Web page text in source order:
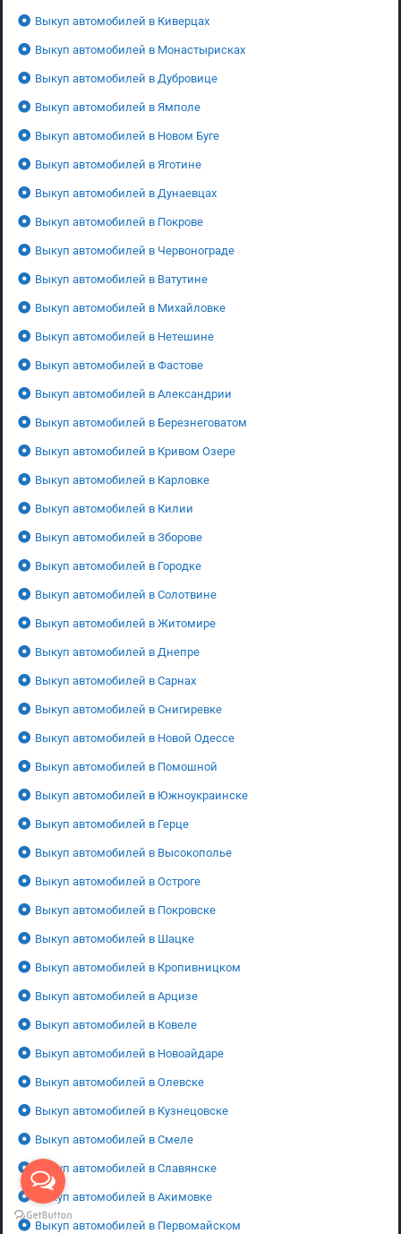
Выкуп автомобилей в Киверцах
Выкуп автомобилей в Монастырисках
Выкуп автомобилей в Дубровице
Выкуп автомобилей в Ямполе
Выкуп автомобилей в Новом Буге
Выкуп автомобилей в Яготине
Выкуп автомобилей в Дунаевцах
Выкуп автомобилей в Покрове
Выкуп автомобилей в Червонограде
Выкуп автомобилей в Ватутине
Выкуп автомобилей в Михайловке
Выкуп автомобилей в Нетешине
Выкуп автомобилей в Фастове
Выкуп автомобилей в Александрии
Выкуп автомобилей в Березнеговатом
Выкуп автомобилей в Кривом Озере
Выкуп автомобилей в Карловке
Выкуп автомобилей в Килии
Выкуп автомобилей в Зборове
Выкуп автомобилей в Городке
Выкуп автомобилей в Солотвине
Выкуп автомобилей в Житомире
Выкуп автомобилей в Днепре
Выкуп автомобилей в Сарнах
Выкуп автомобилей в Снигиревке
Выкуп автомобилей в Новой Одессе
Выкуп автомобилей в Помошной
Выкуп автомобилей в Южноукраинске
Выкуп автомобилей в Герце
Выкуп автомобилей в Высокополье
Выкуп автомобилей в Остроге
Выкуп автомобилей в Покровске
Выкуп автомобилей в Шацке
Выкуп автомобилей в Кропивницком
Выкуп автомобилей в Арцизе
Выкуп автомобилей в Ковеле
Выкуп автомобилей в Новоайдаре
Выкуп автомобилей в Олевске
Выкуп автомобилей в Кузнецовске
Выкуп автомобилей в Смеле
Выкуп автомобилей в Славянске
Выкуп автомобилей в Акимовке
Выкуп автомобилей в Первомайском